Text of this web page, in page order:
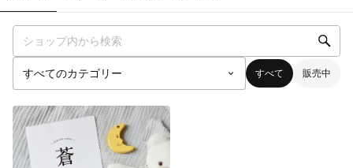
すべて 販売中